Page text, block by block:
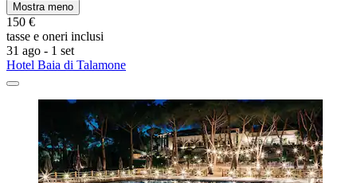
Mostra meno
150 €
tasse e oneri inclusi
31 ago - 1 set
Hotel Baia di Talamone